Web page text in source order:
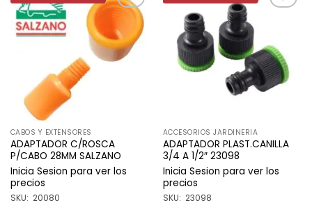
Añadir
lista de
deseos
CABOS Y EXTENSORES
ADAPTADOR C/ROSCA
P/CABO 28MM SALZANO
Inicia Sesion para ver los
precios
SKU: 20080
deseos
ACCESORIOS JARDINERIA
ADAPTADOR PLAST.CANILLA
3/4 A 1/2″ 23098
Inicia Sesion para ver los
precios
SKU: 23098